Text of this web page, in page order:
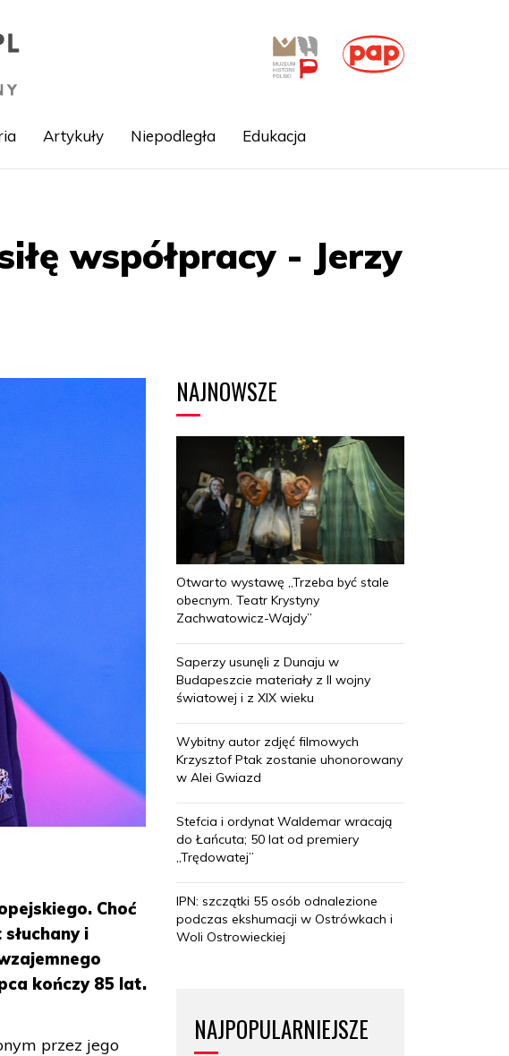
Artykuły Niepodległa Edukacja
współpracy - Jerzy
Choć
i
kończy 85 lat.
przez jego
NAJNOWSZE
Otwarto wystawę „Trzeba być stale
obecnym. Teatr Krystyny
Zachwatowicz-Wajdy”
Saperzy usunęli z Dunaju w
Budapeszcie materiały z II wojny
światowej i z XIX wieku
Wybitny autor zdjęć filmowych
Krzysztof Ptak zostanie uhonorowany
w Alei Gwiazd
Stefcia i ordynat Waldemar wracają
do Łańcuta; 50 lat od premiery
„Trędowatej”
IPN: szczątki 55 osób odnalezione
podczas ekshumacji w Ostrówkach i
Woli Ostrowieckiej
NAJPOPULARNIEJSZE